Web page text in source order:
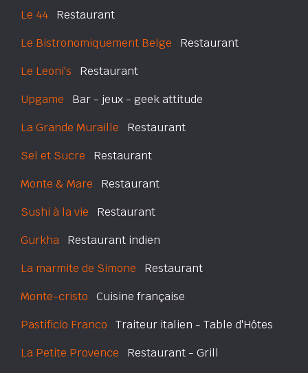
Le 44 Restaurant
Le Bistronomiquement Belge Restaurant
Le Leoni's Restaurant
Upgame Bar - jeux - geek attitude
La Grande Muraille Restaurant
Sel et Sucre Restaurant
Monte & Mare Restaurant
Sushi à la vie Restaurant
Gurkha Restaurant indien
La marmite de Simone Restaurant
Monte-cristo Cuisine française
Pastificio Franco Traiteur italien - Table d'Hôtes
La Petite Provence Restaurant - Grill